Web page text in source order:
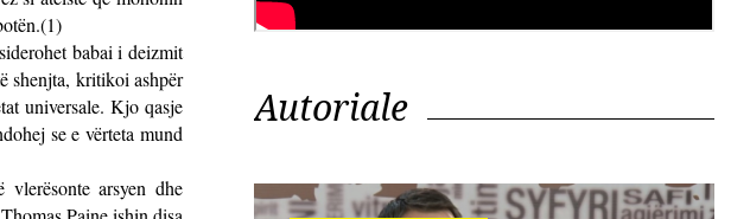
babai i deizmit
shenjta, kritikoi ashpër
universale. Kjo qasje
se e vërteta mund
arsyen dhe
Autoriale